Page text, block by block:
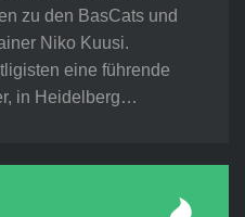
zu den BasCats und
Niko Kuusi.
eine führende
in Heidelberg…